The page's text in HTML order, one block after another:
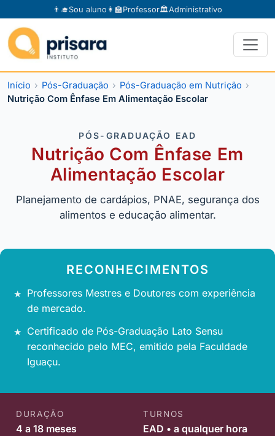
👨‍🎓Sou aluno 👩‍🏫Professor🏛️Administrativo
Início Pós-Graduação
Pós-Graduação em Nutrição
Nutrição Com Ênfase Em Alimentação Escolar
PÓS-GRADUAÇÃO EAD
Nutrição Com Ênfase Em
Alimentação Escolar
Planejamento de cardápios, PNAE, segurança dos
alimentos e educação alimentar.
RECONHECIMENTOS
Professores Mestres e Doutores com experiência
de mercado.
Certificado de Pós-Graduação Lato Sensu
reconhecido pelo MEC, emitido pela Faculdade
Iguaçu.
DURAÇÃO
4 a 18 meses
TURNOS
EAD • a qualquer hora